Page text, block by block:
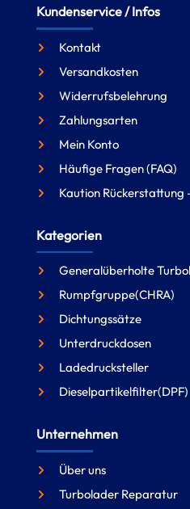
Kundenservice / Infos
Kontakt
Versandkosten
Widerrufsbelehrung
Zahlungsarten
Mein Konto
Häufige Fragen (FAQ)
Kaution Rückerstattung
Kategorien
Generalüberholte
Rumpfgruppe(CHRA)
Dichtungssätze
Unterdruckdosen
Ladedrucksteller
Dieselpartikelfilter(DPF)
Unternehmen
Über uns
Turbolader Reparatur